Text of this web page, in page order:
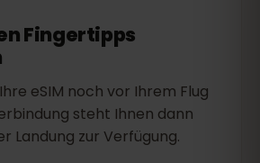
Fingertipps
eSIM noch vor Ihrem Flug
steht Ihnen dann
Landung zur Verfügung.